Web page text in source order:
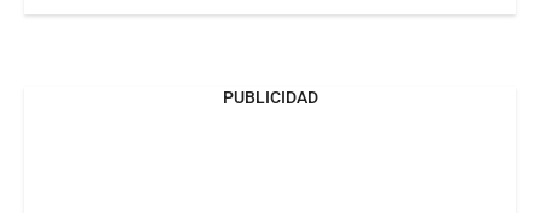
PUBLICIDAD